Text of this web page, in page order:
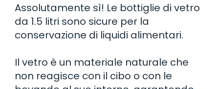
Assolutamente sì! Le bottiglie di vetro
da 1.5 litri sono sicure per la
conservazione di liquidi alimentari.
Il vetro è un materiale naturale che
non reagisce con il cibo o con le